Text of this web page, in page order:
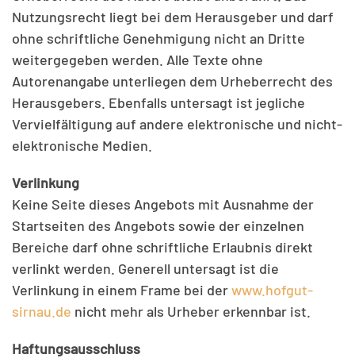
Nutzungsrecht liegt bei dem Herausgeber und darf
ohne schriftliche Genehmigung nicht an Dritte
weitergegeben werden. Alle Texte ohne
Autorenangabe unterliegen dem Urheberrecht des
Herausgebers. Ebenfalls untersagt ist jegliche
Vervielfältigung auf andere elektronische und nicht-
elektronische Medien.
Verlinkung
Keine Seite dieses Angebots mit Ausnahme der
Startseiten des Angebots sowie der einzelnen
Bereiche darf ohne schriftliche Erlaubnis direkt
verlinkt werden. Generell untersagt ist die
Verlinkung in einem Frame bei derwww.hofgut-
sirnau.de nicht mehr als Urheber erkennbar ist.
Haftungsausschluss